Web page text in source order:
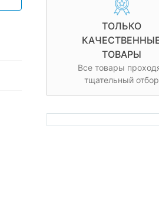
ТОЛЬКО
ТОВАРЫ
Все товары
тщательный отбор